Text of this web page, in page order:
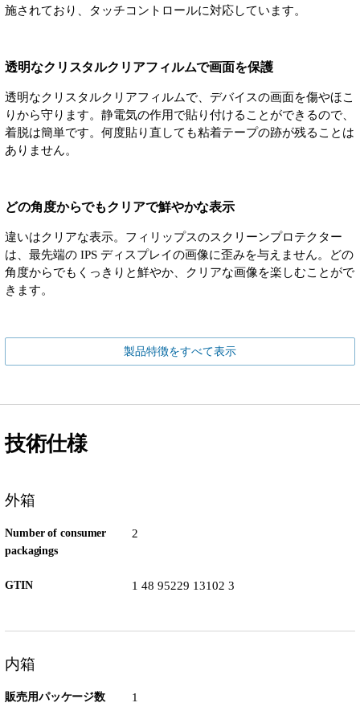
施されており、タッチコントロールに対応しています。
透明なクリスタルクリアフィルムで画面を保護
透明なクリスタルクリアフィルムで、デバイスの画面を傷やほこ
りから守ります。静電気の作用で貼り付けることができるので、
着脱は簡単です。何度貼り直しても粘着テープの跡が残ることは
ありません。
どの角度からでもクリアで鮮やかな表示
違いはクリアな表示。フィリップスのスクリーンプロテクター
は、最先端の IPS ディスプレイの画像に歪みを与えません。どの
角度からでもくっきりと鮮やか、クリアな画像を楽しむことがで
きます。
製品特徴をすべて表示
技術仕様
外箱
Number of consumer
packagings
2
GTIN 1 48 95229 13102 3
内箱
販売用パッケージ数 1